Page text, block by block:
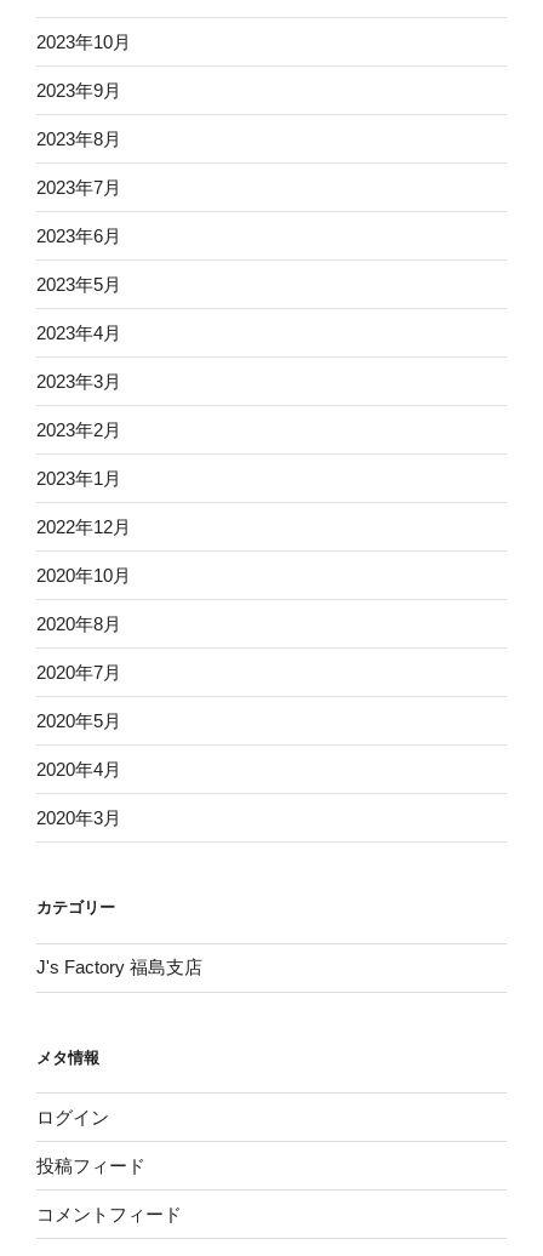
2023年10月
2023年9月
2023年8月
2023年7月
2023年6月
2023年5月
2023年4月
2023年3月
2023年2月
2023年1月
2022年12月
2020年10月
2020年8月
2020年7月
2020年5月
2020年4月
2020年3月
カテゴリー
J's Factory 福島支店
メタ情報
ログイン
投稿フィード
コメントフィード